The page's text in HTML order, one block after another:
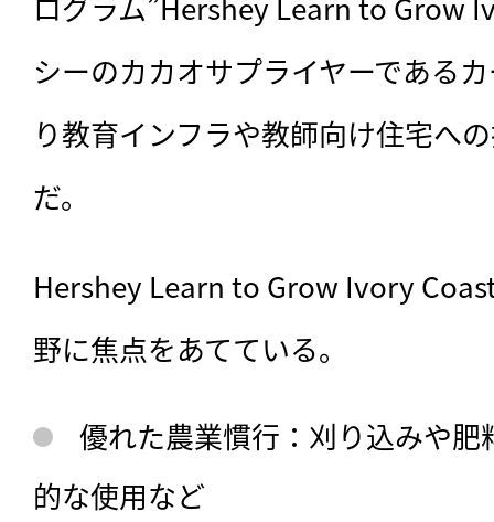
シーのカカオサプライヤーである
り教育インフラや教師向け住宅へ
だ。
Hershey Learn to Grow Ivory
野に焦点をあてている。
優れた農業慣行：刈り込みや
的な使用など